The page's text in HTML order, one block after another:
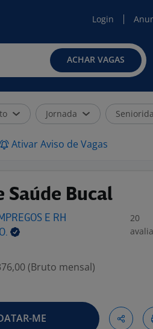
Login
ACHAR VAGAS
Jornada
Ativar Aviso de Vagas
Saúde Bucal
E RH
20
(Bruto mensal)
ME